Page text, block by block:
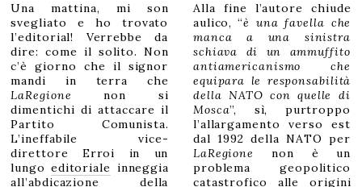
Una mattina, mi son
svegliato e ho trovato
l’editorial! Verrebbe da
dire: come il solito. Non
c’è giorno che il signor
mandi in terra che
LaRegione non si
dimentichi di attaccare il
Partito Comunista.
L’ineffabile vice-
direttore Erroi in un
lungo editoriale inneggia
all’abdicazione della
Alla fine l’autore chiude
aulico, “è una favella che
manca a una sinistra
schiava di un ammuffito
antiamericanismo che
equipara le responsabilità
della NATO con quelle di
Mosca”, sì, purtroppo
l’allargamento verso est
dal 1992 della NATO per
LaRegione
non è un
problema geopolitico
catastrofico alle origini